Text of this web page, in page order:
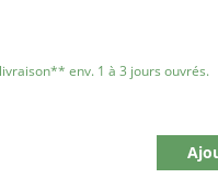
env. 1 à 3 jours ouvrés.